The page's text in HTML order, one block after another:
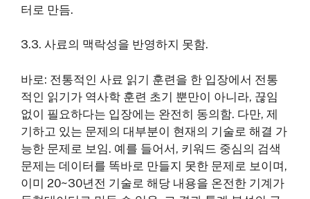
터로 만듬.
3.3. 사료의 맥락성을 반영하지 못함.
바로: 전통적인 사료 읽기 훈련을 한 입장에서 전통
적인 읽기가 역사학 훈련 초기 뿐만이 아니라, 끊임
없이 필요하다는 입장에는 완전히 동의함. 다만, 제
기하고 있는 문제의 대부분이 현재의 기술로 해결 가
능한 문제로 보임. 예를 들어서, 키워드 중심의 검색
문제는 데이터를 똑바로 만들지 못한 문제로 보이며,
이미 20~30년전 기술로 해당 내용을 온전한 기계가